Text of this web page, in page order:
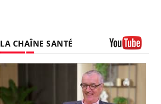
LA CHAÎNE SANTÉ